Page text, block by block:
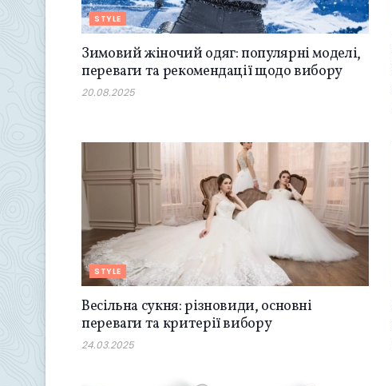
STYLE
Зимовий жіночий одяг: популярні моделі,
переваги та рекомендації щодо вибору
20.08.2025
STYLE
Весільна сукня: різновиди, основні
переваги та критерії вибору
24.03.2025